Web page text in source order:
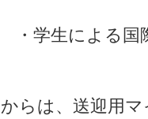
国際交
は、送迎用マ